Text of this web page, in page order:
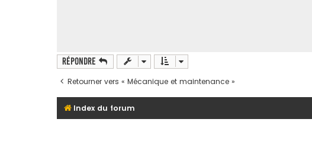
Répondre
Retourner vers « Mécanique et maintenance »
Index du forum